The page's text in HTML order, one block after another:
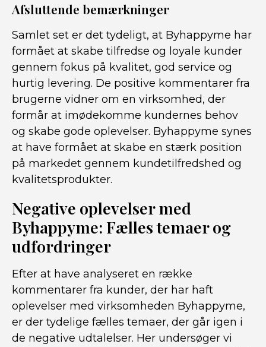
Afsluttende bemærkninger
Samlet set er det tydeligt, at Byhappyme har
formået at skabe tilfredse og loyale kunder
gennem fokus på kvalitet, god service og
hurtig levering. De positive kommentarer fra
brugerne vidner om en virksomhed, der
formår at imødekomme kundernes behov
og skabe gode oplevelser. Byhappyme synes
at have formået at skabe en stærk position
på markedet gennem kundetilfredshed og
kvalitetsprodukter.
Negative oplevelser med
Byhappyme: Fælles temaer og
udfordringer
Efter at have analyseret en række
kommentarer fra kunder, der har haft
oplevelser med virksomheden Byhappyme,
er der tydelige fælles temaer, der går igen i
de negative udtalelser. Her undersøger vi